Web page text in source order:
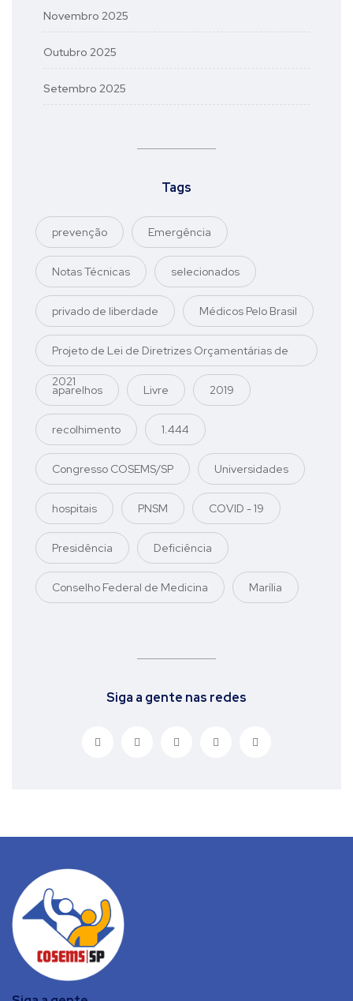
Novembro 2025
Outubro 2025
Setembro 2025
Tags
prevenção Emergência
Notas Técnicas selecionados
privado de liberdade Médicos Pelo Brasil
Projeto de Lei de Diretrizes Orçamentárias de
2021
aparelhos Livre 2019
recolhimento 1.444
Congresso COSEMS/SP Universidades
hospitais PNSM COVID - 19
Presidência Deficiência
Conselho Federal de Medicina Marília
Siga a gente nas redes